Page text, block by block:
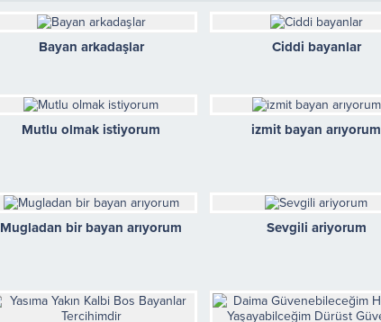
Bayan arkadaşlar Ciddi bayanlar
Mutlu olmak istiyorum izmit bayan arıyorum
Mugladan bir bayan arıyorum Sevgili ariyorum